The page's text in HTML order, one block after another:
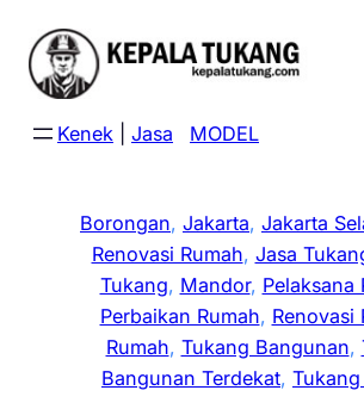
content
Kenek Jasa MODEL
Borongan, Jakarta, Jakarta
Renovasi Rumah, Jasa
Tukang, Mandor, Pelaksana
Perbaikan Rumah, Renovasi
Rumah, Tukang Bangunan,
Bangunan Terdekat,